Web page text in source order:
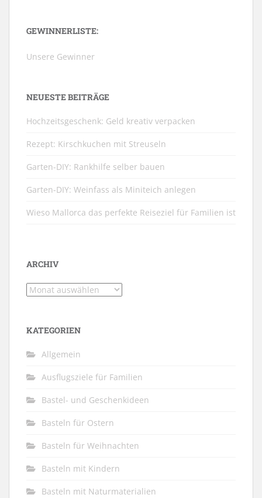
GEWINNERLISTE:
Unsere Gewinner
NEUESTE BEITRÄGE
Hochzeitsgeschenk: Geld kreativ verpacken
Rezept: Kirschkuchen mit Streuseln
Garten-DIY: Rankhilfe selber bauen
Garten-DIY: Weinfass als Miniteich anlegen
Wieso Mallorca das perfekte Reiseziel für Familien ist
ARCHIV
Archiv
KATEGORIEN
Allgemein
Ausflugsziele für Familien
Bastel- und Geschenkideen
Basteln für Ostern
Basteln für Weihnachten
Basteln mit Kindern
Basteln mit Naturmaterialien